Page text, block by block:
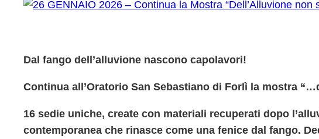
Dal fango dell’alluvione nascono capolavori!
Continua all’Oratorio San Sebastiano di Forlì la mostra
16 sedie uniche, create con materiali recuperati dopo
contemporanea che rinasce come una fenice dal fango.